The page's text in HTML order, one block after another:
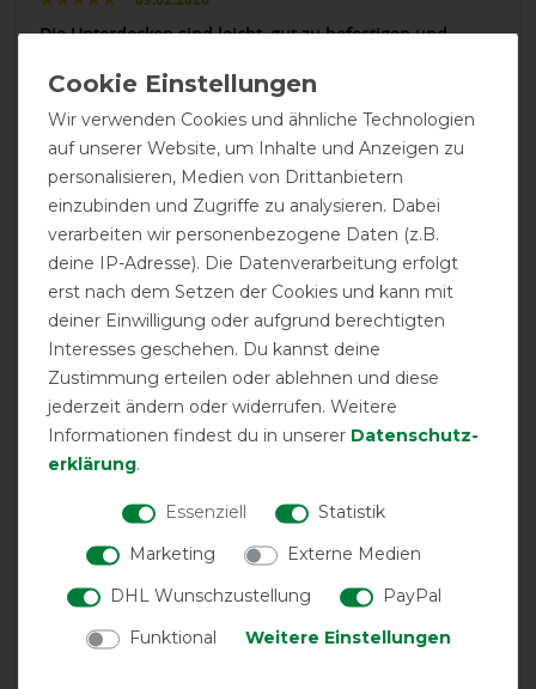
Die Unterdecken sind leicht, gut zu befestigen und
25.01.2026
Zum Bucas Liner, ich liebe ihn. Er ist leicht und ich kann
meine Decken Mal eben um 200g ergänzen oder eben
verringern. Gerade jetzt bei den, für uns im Norden,
kalten Nächte prima. Zudem ohne ständigem Wechsel
da Temparaturunterschiede keine oder wenig
Auswirkung haben und das gut reguliert wird (sagt nicht
nur Gefühl sondern auch das Thermometer). Passform
bei meinem Araber super. Kein rutschen, obwohl er
derzeit etwas schief ist. Das befestigen vorne und
hinten ist prima.
System von Bucas sehr komfortabel. Hält sehr warm, wie
30.11.2025
Sitz in der empfohlen Größe perfekt.Auch die
Wir verwenden Cookies und ähnliche Technologien
auf unserer Website, um Inhalte und Anzeigen zu
personalisieren, Medien von Drittanbietern
einzubinden und Zugriffe zu analysieren. Dabei
verarbeiten wir personenbezogene Daten (z.B.
deine IP-Adresse). Die Datenverarbeitung erfolgt
erst nach dem Setzen der Cookies und kann mit
deiner Einwilligung oder aufgrund berechtigten
Interesses geschehen. Du kannst deine
Zustimmung erteilen oder ablehnen und diese
jederzeit ändern oder widerrufen. Weitere
Informationen findest du in unserer Daten­schutz­
erklärung.
Essenziell
Statistik
Marketing
Externe Medien
DHL Wunschzustellung
PayPal
Funktional
Weitere Einstellungen